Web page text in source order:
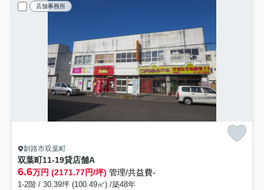
店舗事務所
釧路市双葉町
双葉町11-19貸店舗A
6.6万円 (2171.77円/坪) 管理/共益費-
1-2階 / 30.39坪 (100.49㎡) /築48年